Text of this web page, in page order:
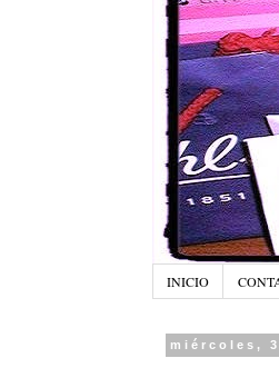
INICIO
miércoles,